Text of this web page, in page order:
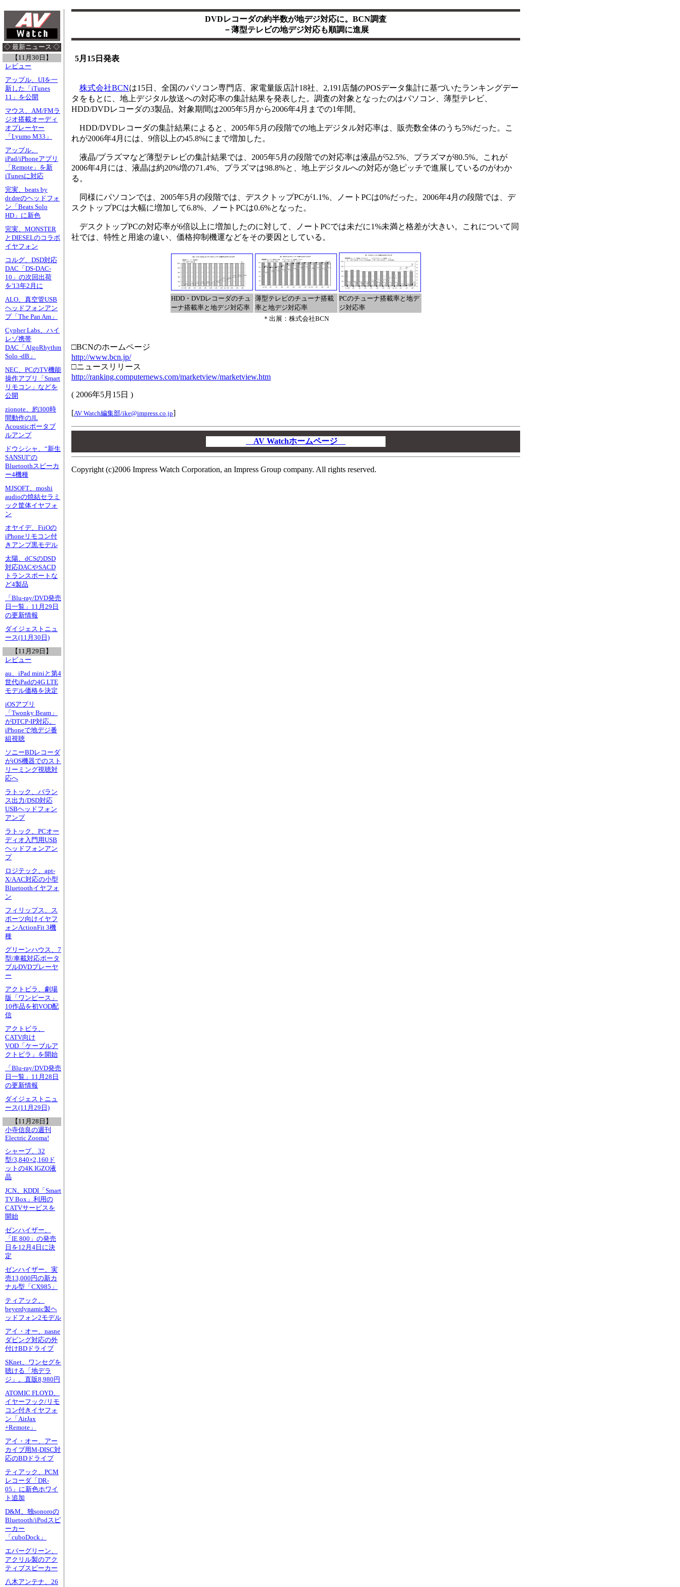
◇ 最新ニュース ◇
【11月30日】
レビュー
アップル、UIを一
新した「iTunes
11」を公開
マウス、AM/FMラ
ジオ搭載オーディ
オプレーヤー
「Lyumo M33」
アップル、
iPad/iPhoneアプリ
「Remote」を新
iTunesに対応
完実、beats by
dr.dreのヘッドフォ
ン「Beats Solo
HD」に新色
完実、MONSTER
とDIESELのコラボ
イヤフォン
コルグ、DSD対応
DAC「DS-DAC-
10」の次回出荷
を'13年2月に
ALO、真空管USB
ヘッドフォンアン
プ「The Pan Am」
Cypher Labs、ハイ
レゾ携帯
DAC「AlgoRhythm
Solo -dB」
NEC、PCのTV機能
操作アプリ「Smart
リモコン」などを
公開
zionote、約300時
間動作のJL
Acousticポータブ
ルアンプ
ドウシシャ、“新生
SANSUI”の
Bluetoothスピーカ
ー4機種
MJSOFT、moshi
audioの焼結セラミ
ック筐体イヤフォ
ン
オヤイデ、FiiOの
iPhoneリモコン付
きアンプ黒モデル
太陽、dCSのDSD
対応DACやSACD
トランスポートな
ど4製品
「Blu-ray/DVD発売
日一覧」11月29日
の更新情報
ダイジェストニュ
ース(11月30日)
【11月29日】
レビュー
au、iPad miniと第4
世代iPadの4G LTE
モデル価格を決定
iOSアプリ
「Twonky Beam」
がDTCP-IP対応。
iPhoneで地デジ番
組視聴
ソニーBDレコーダ
がiOS機器でのスト
リーミング視聴対
応へ
ラトック、バラン
ス出力/DSD対応
USBヘッドフォン
アンプ
ラトック、PCオー
ディオ入門用USB
ヘッドフォンアン
プ
ロジテック、apt-
X/AAC対応の小型
Bluetoothイヤフォ
ン
フィリップス、ス
ポーツ向けイヤフ
ォンActionFit 3機
種
グリーンハウス、7
型/車載対応ポータ
ブルDVDプレーヤ
ー
アクトビラ、劇場
版「ワンピース」
10作品を初VOD配
信
アクトビラ、
CATV向け
VOD「ケーブルア
クトビラ」を開始
「Blu-ray/DVD発売
日一覧」11月28日
の更新情報
ダイジェストニュ
ース(11月29日)
【11月28日】
小寺信良の週刊
Electric Zooma!
シャープ、32
型/3,840×2,160ド
ットの4K IGZO液
晶
JCN、KDDI「Smart
TV Box」利用の
CATVサービスを
開始
ゼンハイザー、
「IE 800」の発売
日を12月4日に決
定
ゼンハイザー、実
売13,000円の新カ
ナル型「CX985」
ティアック、
beyerdynamic製ヘ
ッドフォン2モデル
アイ・オー、nasne
ダビング対応の外
付けBDドライブ
SKnet、ワンセグを
聴ける「地デラ
ジ」。直販8,980円
ATOMIC FLOYD、
イヤーフック/リモ
コン付きイヤフォ
ン「AirJax
+Remote」
アイ・オー、アー
カイブ用M-DISC対
応のBDドライブ
ティアック、PCM
レコーダ「DR-
05」に新色ホワイ
ト追加
D&M、独sonoroの
Bluetooth/iPodスピ
ーカー
「cuboDock」
エバーグリーン、
アクリル製のアク
ティブスピーカー
八木アンテナ、26
DVDレコーダの約半数が地デジ対応に。BCN調査
－薄型テレビの地デジ対応も順調に進展
5月15日発表
株式会社BCNは15日、全国のパソコン専門店、家電量販店計18社、2,191店舗のPOSデータ集計に基づいたランキングデー
タをもとに、地上デジタル放送への対応率の集計結果を発表した。調査の対象となったのはパソコン、薄型テレビ、
HDD/DVDレコーダの3製品。対象期間は2005年5月から2006年4月までの1年間。
HDD/DVDレコーダの集計結果によると、2005年5月の段階での地上デジタル対応率は、販売数全体のうち5%だった。こ
れが2006年4月には、9倍以上の45.8%にまで増加した。
液晶/プラズマなど薄型テレビの集計結果では、2005年5月の段階での対応率は液晶が52.5%、プラズマが80.5%。これが
2006年4月には、液晶は約20%増の71.4%、プラズマは98.8%と、地上デジタルへの対応が急ピッチで進展しているのがわか
る。
同様にパソコンでは、2005年5月の段階では、デスクトップPCが1.1%、ノートPCは0%だった。2006年4月の段階では、デ
スクトップPCは大幅に増加して6.8%、ノートPCは0.6%となった。
デスクトップPCの対応率が6倍以上に増加したのに対して、ノートPCでは未だに1%未満と格差が大きい。これについて同
社では、特性と用途の違い、価格抑制機運などをその要因としている。
HDD・DVDレコーダのチュ
ーナ搭載率と地デジ対応率
薄型テレビのチューナ搭載
率と地デジ対応率
PCのチューナ搭載率と地デ
ジ対応率
＊出展：株式会社BCN
□BCNのホームページ
http://www.bcn.jp/
□ニュースリリース
http://ranking.computernews.com/marketview/marketview.htm
( 2006年5月15日 )
[AV Watch編集部/ike@impress.co.jp]
AV Watchホームページ
Copyright (c)2006 Impress Watch Corporation, an Impress Group company. All rights reserved.